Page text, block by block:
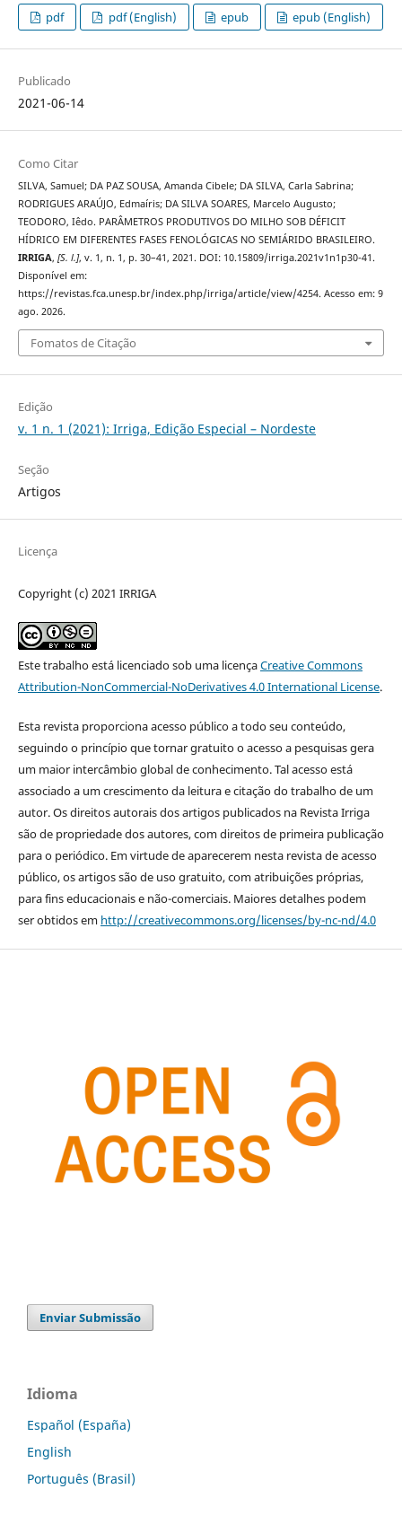
pdf pdf (English) epub epub (English)
Publicado
2021-06-14
Como Citar
SILVA, Samuel; DA PAZ SOUSA, Amanda Cibele; DA SILVA, Carla Sabrina;
RODRIGUES ARAÚJO, Edmaíris; DA SILVA SOARES, Marcelo Augusto;
TEODORO, Iêdo. PARÂMETROS PRODUTIVOS DO MILHO SOB DÉFICIT
HÍDRICO EM DIFERENTES FASES FENOLÓGICAS NO SEMIÁRIDO BRASILEIRO.
IRRIGA, [S. l.], v. 1, n. 1, p. 30–41, 2021. DOI: 10.15809/irriga.2021v1n1p30-41.
Disponível em:
https://revistas.fca.unesp.br/index.php/irriga/article/view/4254. Acesso em: 9
ago. 2026.
Fomatos de Citação
Edição
v. 1 n. 1 (2021): Irriga, Edição Especial – Nordeste
Seção
Artigos
Licença
Copyright (c) 2021 IRRIGA
Este trabalho está licenciado sob uma licençaCreative Commons
Attribution-NonCommercial-NoDerivatives 4.0 International License.
Esta revista proporciona acesso público a todo seu conteúdo,
seguindo o princípio que tornar gratuito o acesso a pesquisas gera
um maior intercâmbio global de conhecimento. Tal acesso está
associado a um crescimento da leitura e citação do trabalho de um
autor. Os direitos autorais dos artigos publicados na Revista Irriga
são de propriedade dos autores, com direitos de primeira publicação
para o periódico. Em virtude de aparecerem nesta revista de acesso
público, os artigos são de uso gratuito, com atribuições próprias,
para fins educacionais e não-comerciais. Maiores detalhes podem
ser obtidos em http://creativecommons.org/licenses/by-nc-nd/4.0
Enviar Submissão
Idioma
Español (España)
English
Português (Brasil)